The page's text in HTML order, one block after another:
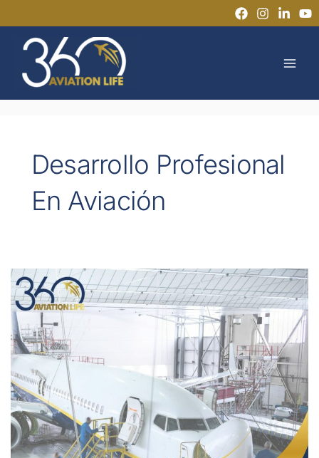
al
contenido
Desarrollo Profesional
En Aviación
360
Aviation
Life
impulsa
la
inserción
laboral
internacional
de
técnicos